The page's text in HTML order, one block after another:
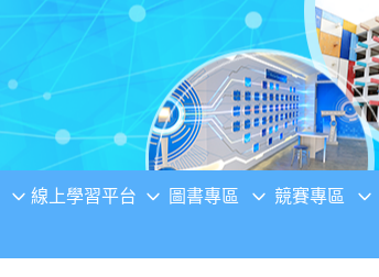
線上學習平台 圖書專區 競賽專區